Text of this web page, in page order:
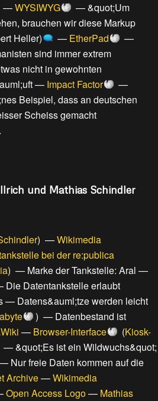
—WYSIWYG —&quot;Um
brauchen wir diese Markup
Heller)
— EtherPad
—
sind immer extrem
nicht in gewohnten
— Impact Factor
—
Beispiel, dass an deutschen
Scheiss gemacht
.
und Mathias Schindler
) —Wikimedia
bei der re:publica
) — Marke der Tankstelle: Aral —
Die Datentankstelle erlaubt
— Datens&auml;tze werden leicht
) — Datenbestand ist
— Browser-Interface (Kiosk-
—&quot;Es ist ein Wildwuchs&quot;
Nur freie Daten kommen auf die
Archive—Wikimedia
Open Access Logo— Mathias